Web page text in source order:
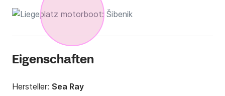
Eigenschaften
Hersteller: Sea Ray